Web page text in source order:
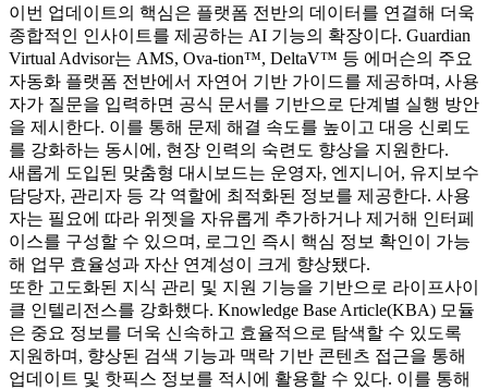
이번 업데이트의 핵심은 플랫폼 전반의 데이터를 연결해 더욱
종합적인 인사이트를 제공하는 AI 기능의 확장이다. Guardian
Virtual Advisor는 AMS, Ova-tion™, DeltaV™ 등 에머슨의 주요
자동화 플랫폼 전반에서 자연어 기반 가이드를 제공하며, 사용
자가 질문을 입력하면 공식 문서를 기반으로 단계별 실행 방안
을 제시한다. 이를 통해 문제 해결 속도를 높이고 대응 신뢰도
를 강화하는 동시에, 현장 인력의 숙련도 향상을 지원한다.
새롭게 도입된 맞춤형 대시보드는 운영자, 엔지니어, 유지보수
담당자, 관리자 등 각 역할에 최적화된 정보를 제공한다. 사용
자는 필요에 따라 위젯을 자유롭게 추가하거나 제거해 인터페
이스를 구성할 수 있으며, 로그인 즉시 핵심 정보 확인이 가능
해 업무 효율성과 자산 연계성이 크게 향상됐다.
또한 고도화된 지식 관리 및 지원 기능을 기반으로 라이프사이
클 인텔리전스를 강화했다. Knowledge Base Article(KBA) 모듈
은 중요 정보를 더욱 신속하고 효율적으로 탐색할 수 있도록
지원하며, 향상된 검색 기능과 맥락 기반 콘텐츠 접근을 통해
업데이트 및 핫픽스 정보를 적시에 활용할 수 있다. 이를 통해